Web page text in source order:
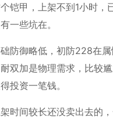
铠甲，上架不到1小时
一些坑在。
防御略低，初防228在
双加是物理需求，比较
投资一笔钱。
时间较长还没卖出去的